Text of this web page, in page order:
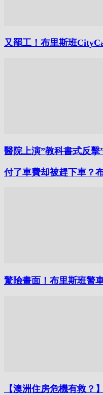
又罷工！布里斯班
醫院上演”教科書式反擊
付了車費却被趕下車？
驚險畫面！布里斯班警
【澳洲住房危機有救？